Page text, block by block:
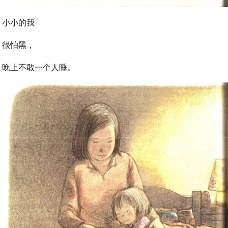
小小的我
很怕黑，
晚上不敢一个人睡。